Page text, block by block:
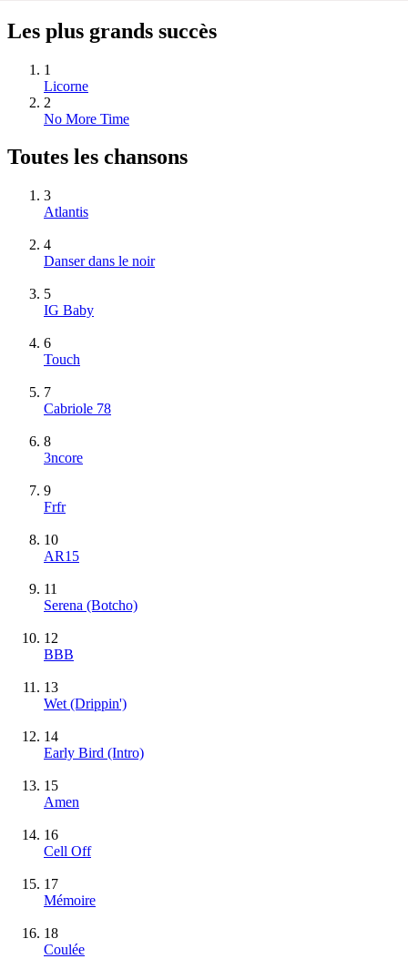
Les plus grands succès
1
Licorne
2
No More Time
Toutes les chansons
3
Atlantis
4
Danser dans le noir
5
IG Baby
6
Touch
7
Cabriole 78
8
3ncore
9
Frfr
10
AR15
11
Serena (Botcho)
12
BBB
13
Wet (Drippin')
14
Early Bird (Intro)
15
Amen
16
Cell Off
17
Mémoire
18
Coulée